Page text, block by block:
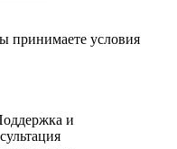
принимаете условия